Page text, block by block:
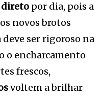
direto por dia, pois a
novos brotos
ser rigoroso na
o encharcamento
frescos,
voltem a brilhar